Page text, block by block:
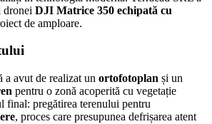
comenzile de peste 1000 lei!
în STOC!
în STOC!
comenzile de peste 1000 lei!
comenzile de peste 1000 lei!
în STOC!
comenzile de peste 1000 lei!
în STOC!
dronei DJI Matrice 350 echipată cu
de amploare.
a avut de realizat un ortofotoplan și un
pentru o zonă acoperită cu vegetație
final: pregătirea terenului pentru
, proces care presupunea defrișarea atent